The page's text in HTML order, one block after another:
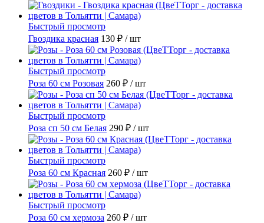
Быстрый просмотр
Гвоздика красная 130 ₽ / шт
Быстрый просмотр
Роза 60 см Розовая 260 ₽ / шт
Быстрый просмотр
Роза сп 50 см Белая 290 ₽ / шт
Быстрый просмотр
Роза 60 см Красная 260 ₽ / шт
Быстрый просмотр
Роза 60 см хермоза 260 ₽ / шт